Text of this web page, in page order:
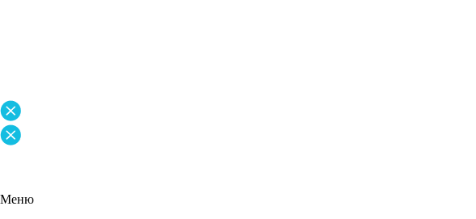
Меню